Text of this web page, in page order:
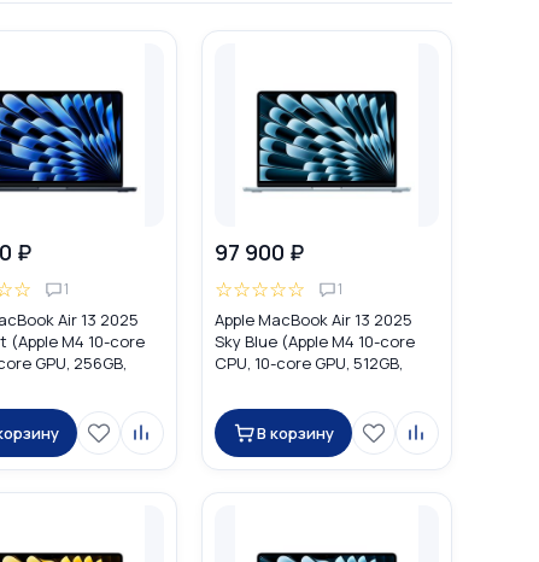
₽
☆ 1
Air 13 2025
(Apple M4 10-core
GPU, 256GB,
97 900 ₽
☆☆☆☆☆ 1
Apple MacBook Air 13 2025
Sky Blue (Apple M4 10-core
CPU, 10-core GPU, 512GB,
В корзину